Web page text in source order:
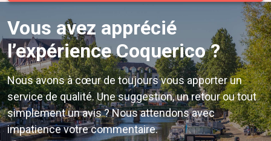
Vous avez apprécié
l’expérience Coquerico ?
Nous avons à cœur de toujours vous apporter un
service de qualité. Une suggestion, un retour ou tout
simplement un avis ? Nous attendons avec
impatience votre commentaire.